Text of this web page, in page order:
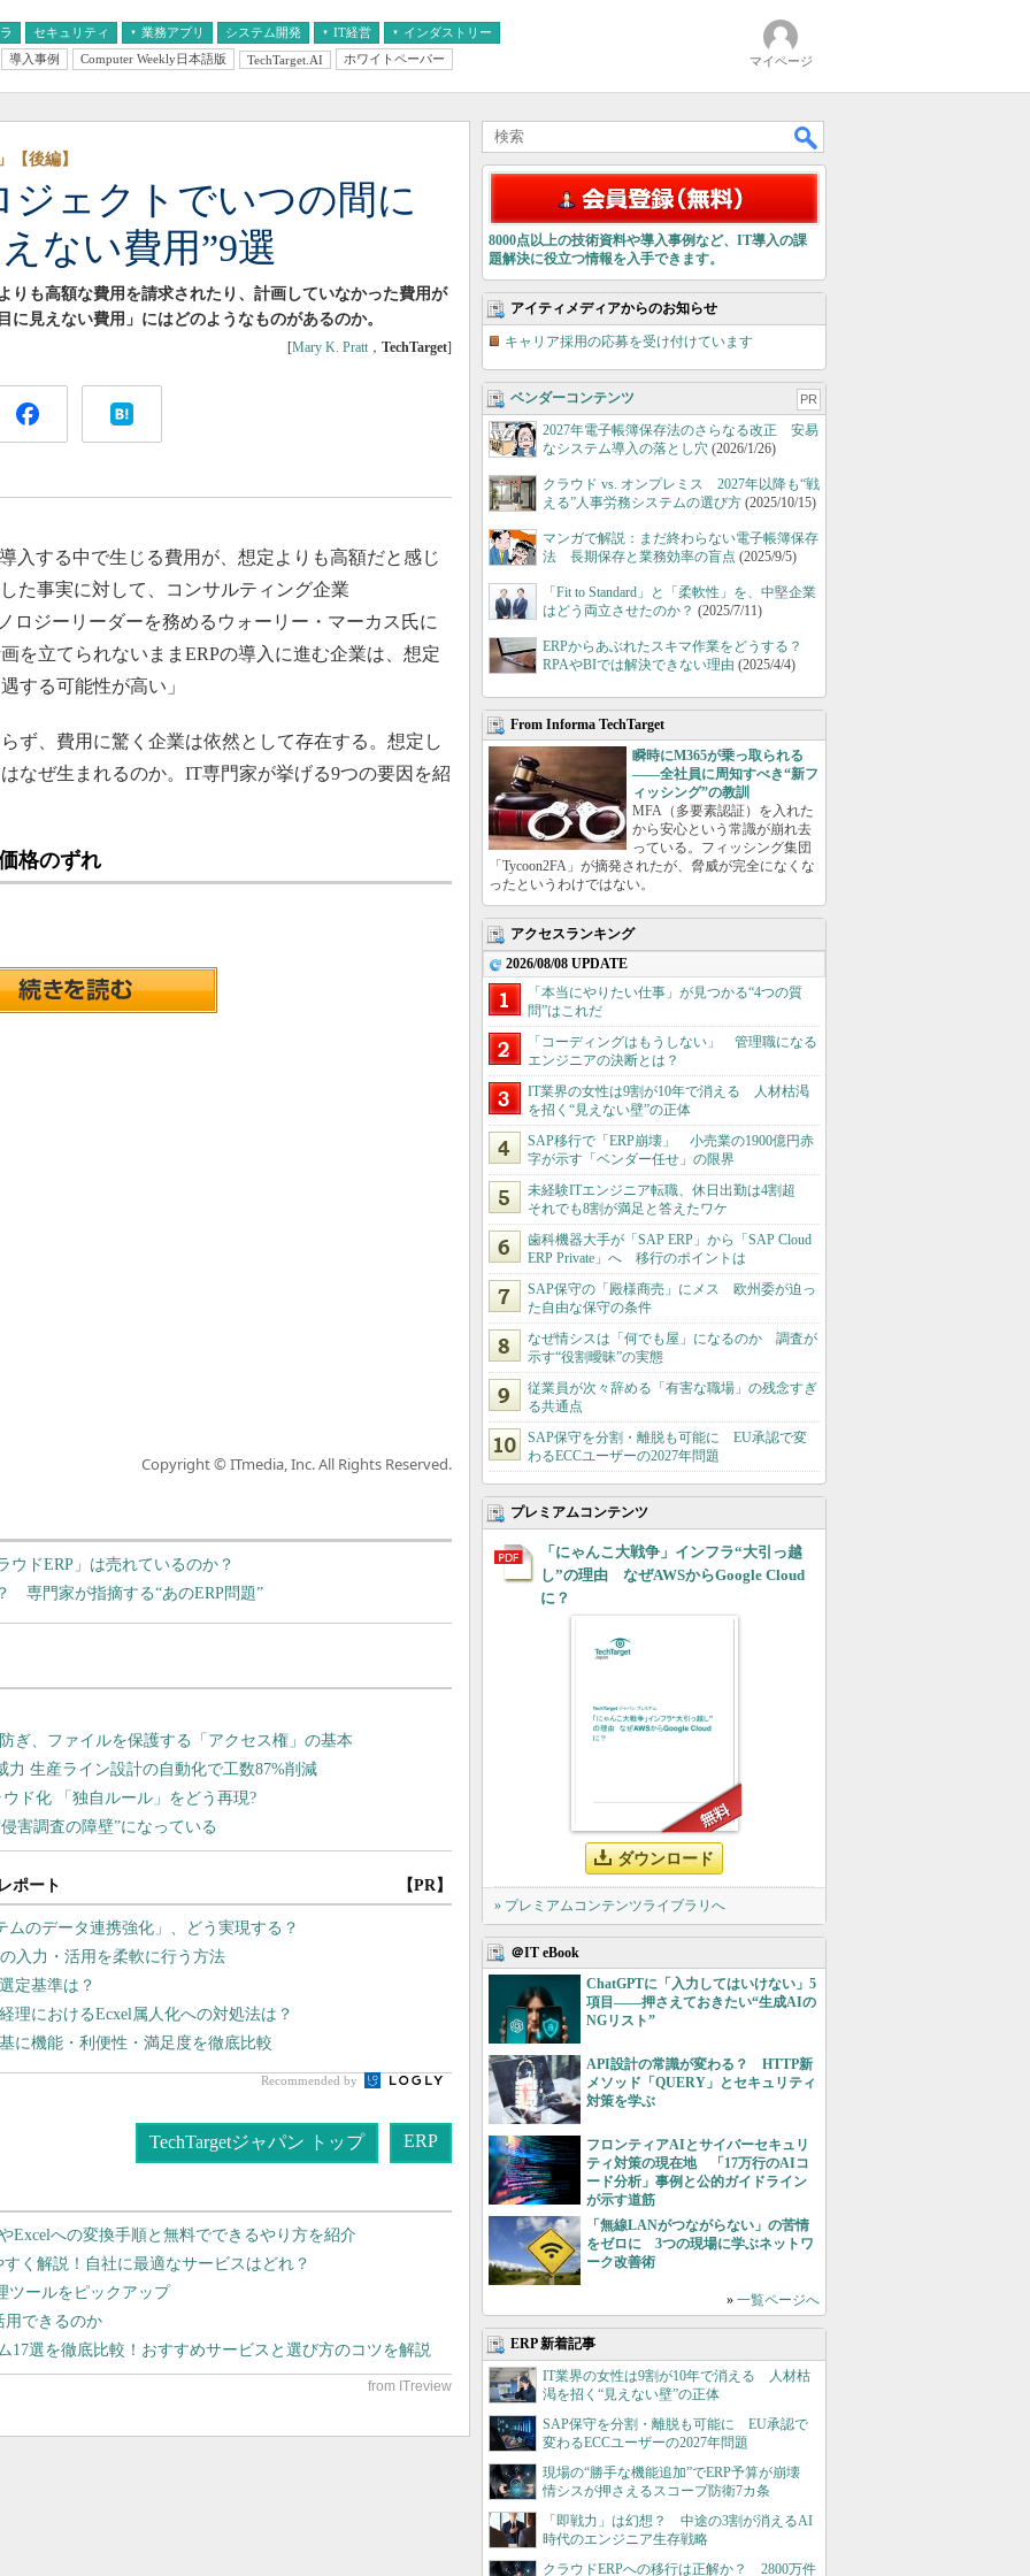
セキュリティ 業務アプリ
AI
システム開発 IT経営
経営とIT
インダストリー
医療IT
導入事例 Computer Weekly日本語版 TechTarget.AI ホワイトペーパー マイページ
ジェクトでいつの間に
ない費用”9選
【後編】
りも高額な費用を請求されたり、計画していなかった費用が
見えない費用」にはどのようなものがあるのか。
[Mary K. Pratt ， TechTarget]
する中で生じる費用が、想定よりも高額だと感じ
事実に対して、コンサルティング企業
ロジーリーダーを務めるウォーリー・マーカス氏に
を立てられないままERPの導入に進む企業は、想定
する可能性が高い」
、費用に驚く企業は依然として存在する。想定し
なぜ生まれるのか。IT専門家が挙げる9つの要因を紹
格のずれ
Copyright © ITmedia, Inc. All Rights Reserved.
ウドERP」は売れているのか？
専門家が指摘する“あのERP問題”
ポート 【PR】
のデータ連携強化」、どう実現する？
入力・活用を柔軟に行う方法
定基準は？
におけるEcxel属人化への対処法は？
に機能・利便性・満足度を徹底比較
Recommended by
TechTargetジャパン トップ ERP
Excelへの変換手順と無料でできるやり方を紹介
く解説！自社に最適なサービスはどれ？
ツールをピックアップ
用できるのか
17選を徹底比較！おすすめサービスと選び方のコツを解説
8000点以上の技術資料や導入事例など、IT導入の課
題解決に役立つ情報を入手できます。
アイティメディアからのお知らせ
キャリア採用の応募を受け付けています
ベンダーコンテンツ PR
2027年電子帳簿保存法のさらなる改正 安易
なシステム導入の落とし穴 (2026/1/26)
クラウド vs. オンプレミス 2027年以降も“戦
える”人事労務システムの選び方 (2025/10/15)
マンガで解説：まだ終わらない電子帳簿保存
法 長期保存と業務効率の盲点 (2025/9/5)
「Fit to Standard」と「柔軟性」を、中堅企業
はどう両立させたのか？ (2025/7/11)
ERPからあぶれたスキマ作業をどうする？
RPAやBIでは解決できない理由 (2025/4/4)
From Informa TechTarget
瞬時にM365が乗っ取られる
――全社員に周知すべき“新フ
ィッシング”の教訓
MFA（多要素認証）を入れた
から安心という常識が崩れ去
っている。フィッシング集団
「Tycoon2FA」が摘発されたが、脅威が完全になくな
ったというわけではない。
アクセスランキング
2026/08/08 UPDATE
「本当にやりたい仕事」が見つかる“4つの質
問”はこれだ
「コーディングはもうしない」 管理職になる
エンジニアの決断とは？
IT業界の女性は9割が10年で消える 人材枯渇
を招く“見えない壁”の正体
SAP移行で「ERP崩壊」 小売業の1900億円赤
字が示す「ベンダー任せ」の限界
未経験ITエンジニア転職、休日出勤は4割超
それでも8割が満足と答えたワケ
歯科機器大手が「SAP ERP」から「SAP Cloud
ERP Private」へ 移行のポイントは
SAP保守の「殿様商売」にメス 欧州委が迫っ
た自由な保守の条件
なぜ情シスは「何でも屋」になるのか 調査が
示す“役割曖昧”の実態
従業員が次々辞める「有害な職場」の残念すぎ
る共通点
SAP保守を分割・離脱も可能に EU承認で変
わるECCユーザーの2027年問題
プレミアムコンテンツ
「にゃんこ大戦争」インフラ“大引っ越
し”の理由 なぜAWSからGoogle Cloud
に？
ダウンロード
» プレミアムコンテンツライブラリへ
＠IT eBook
ChatGPTに「入力してはいけない」5
項目――押さえておきたい“生成AIの
NGリスト”
API設計の常識が変わる？ HTTP新
メソッド「QUERY」とセキュリティ
対策を学ぶ
フロンティアAIとサイバーセキュリ
ティ対策の現在地 「17万行のAIコ
ード分析」事例と公的ガイドライン
が示す道筋
「無線LANがつながらない」の苦情
をゼロに 3つの現場に学ぶネットワ
ーク改善術
» 一覧ページへ
ERP 新着記事
IT業界の女性は9割が10年で消える 人材枯
渇を招く“見えない壁”の正体
SAP保守を分割・離脱も可能に EU承認で
変わるECCユーザーの2027年問題
現場の“勝手な機能追加”でERP予算が崩壊
情シスが押さえるスコープ防衛7カ条
「即戦力」は幻想？ 中途の3割が消えるAI
時代のエンジニア生存戦略
クラウドERPへの移行は正解か？ 2800万件